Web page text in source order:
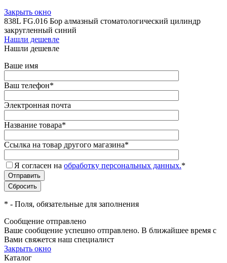
Закрыть окно
838L FG.016 Бор алмазный стоматологический цилиндр
закругленный синий
Нашли дешевле
Нашли дешевле
Ваше имя
Ваш телефон*
Электронная почта
Название товара*
Ссылка на товар другого магазина*
Я согласен на обработку персональных данных.*
* - Поля, обязательные для заполнения
Сообщение отправлено
Ваше сообщение успешно отправлено. В ближайшее время с
Вами свяжется наш специалист
Закрыть окно
Каталог